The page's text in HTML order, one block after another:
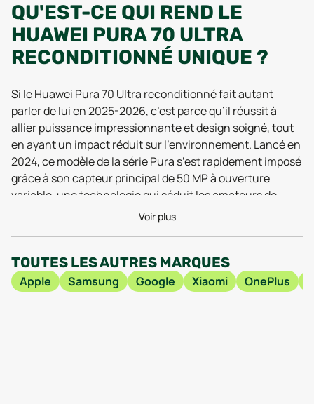
QU'EST-CE QUI REND LE
HUAWEI PURA 70 ULTRA
RECONDITIONNÉ UNIQUE ?
Si le Huawei Pura 70 Ultra reconditionné fait autant
parler de lui en 2025-2026, c’est parce qu’il réussit à
allier puissance impressionnante et design soigné, tout
en ayant un impact réduit sur l’environnement. Lancé en
2024, ce modèle de la série Pura s’est rapidement imposé
grâce à son capteur principal de 50 MP à ouverture
variable, une technologie qui séduit les amateurs de
photo souhaitant capturer des clichés détaillés quelles
batterie, qui permet de tenir une journée intense sans
sourciller, même après plusieurs cycles de vie grâce à un
reconditionnement professionnel rigoureux. Certains
Voir plus
TOUTES LES AUTRES MARQUES
Apple Samsung Google Xiaomi OnePlus